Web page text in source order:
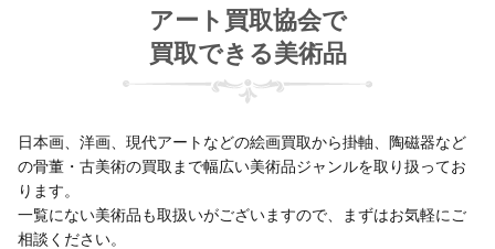
アート買取協会で
買取できる美術品
日本画、洋画、現代アートなどの絵画買取から掛軸、陶磁器など
の骨董・古美術の買取まで幅広い美術品ジャンルを取り扱ってお
ります。
一覧にない美術品も取扱いがございますので、まずはお気軽にご
相談ください。